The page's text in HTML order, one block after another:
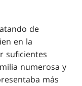
de
en la
suficientes
numerosa y
más